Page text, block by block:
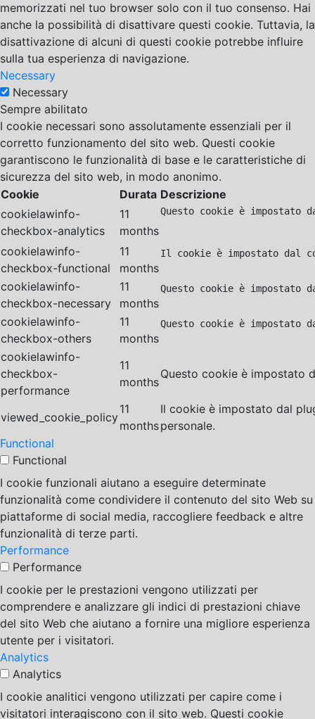
memorizzati nel tuo browser solo con il tuo consenso. Hai
anche la possibilità di disattivare questi cookie. Tuttavia, la
disattivazione di alcuni di questi cookie potrebbe influire
sulla tua esperienza di navigazione.
Necessary
Necessary
Sempre abilitato
I cookie necessari sono assolutamente essenziali per il
corretto funzionamento del sito web. Questi cookie
garantiscono le funzionalità di base e le caratteristiche di
sicurezza del sito web, in modo anonimo.
Cookie
Durata Descrizione
cookielawinfo-
checkbox-analytics
11
months
Questo cookie è
cookielawinfo-
checkbox-functional
11
months
Il cookie è impostato dal
cookielawinfo-
checkbox-necessary
11
months
Questo cookie è impostato
cookielawinfo-
checkbox-others
11
months
Questo cookie è
cookielawinfo-
checkbox-
performance
11
months
Questo cookie è impostato
viewed_cookie_policy
11
months
Il cookie è impostato dal
personale.
Functional
Functional
I cookie funzionali aiutano a eseguire determinate
funzionalità come condividere il contenuto del sito Web su
piattaforme di social media, raccogliere feedback e altre
funzionalità di terze parti.
Performance
Performance
I cookie per le prestazioni vengono utilizzati per
comprendere e analizzare gli indici di prestazioni chiave
del sito Web che aiutano a fornire una migliore esperienza
utente per i visitatori.
Analytics
Analytics
I cookie analitici vengono utilizzati per capire come i
visitatori interagiscono con il sito web. Questi cookie